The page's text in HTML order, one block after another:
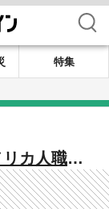
検索
特集
カ人職人
る伝統工